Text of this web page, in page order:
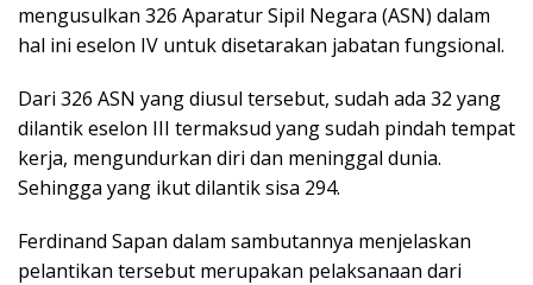
mengusulkan 326 Aparatur Sipil Negara (ASN) dalam
hal ini eselon IV untuk disetarakan jabatan fungsional.
Dari 326 ASN yang diusul tersebut, sudah ada 32 yang
dilantik eselon III termaksud yang sudah pindah tempat
kerja, mengundurkan diri dan meninggal dunia.
Sehingga yang ikut dilantik sisa 294.
Ferdinand Sapan dalam sambutannya menjelaskan
pelantikan tersebut merupakan pelaksanaan dari